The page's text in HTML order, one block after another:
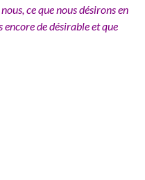
ce que nous désirons en
encore de désirable et que